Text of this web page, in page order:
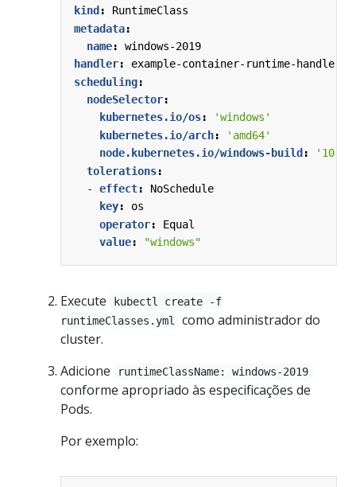
kind :
RuntimeClass
metadata:
name:
windows-2019
handler:
example-container-runtime-handler
scheduling:
nodeSelector:
kubernetes.io/os:
'windows'
kubernetes.io/arch:
'amd64'
node.kubernetes.io/windows-build :
tolerations:
- effect:
NoSchedule
key:
os
operator:
Equal
value: "windows"
Execute
kubectl create -f
runtimeClasses.yml
como administrador do
cluster.
Adicione
runtimeClassName: windows-2019
conforme apropriado às especificações de
Pods.
Por exemplo: